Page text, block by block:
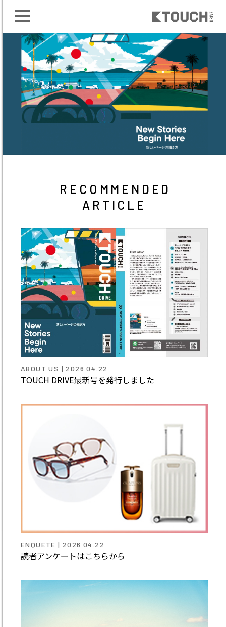
RECOMMENDED
ARTICLE
ABOUT US | 2026.04.22
TOUCH DRIVE最新号を発行しました
ENQUETE | 2026.04.22
読者アンケートはこちらから